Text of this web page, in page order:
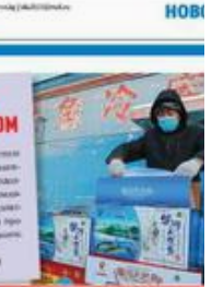
“食”尚！“小份